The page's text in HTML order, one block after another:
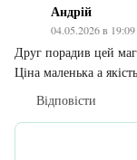
Андрій
04.05.2026 в 19:09
Друг порадив цей
Ціна маленька а
Відповісти